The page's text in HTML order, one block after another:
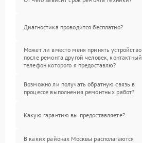
Диагностика проводится бесплатно?
Может ли вместо меня принять устройство
после ремонта другой человек, контактный
телефон которого я предоставлю?
Возможно ли получать обратную связь в
процессе выполнения ремонтных работ?
Какую гарантию вы предоставляете?
В каких районах Москвы располагаются